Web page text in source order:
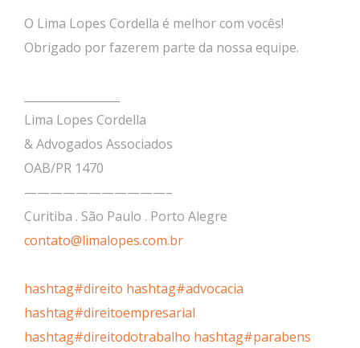
O Lima Lopes Cordella é melhor com vocês!
Obrigado por fazerem parte da nossa equipe.
Lima Lopes Cordella
& Advogados Associados
OAB/PR 1470
———————————–
Curitiba . São Paulo . Porto Alegre
contato@limalopes.com.br
hashtag#direito hashtag#advocacia
hashtag#direitoempresarial
hashtag#direitodotrabalho hashtag#parabens